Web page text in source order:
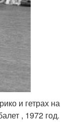
и гетрах на
, 1972 год.